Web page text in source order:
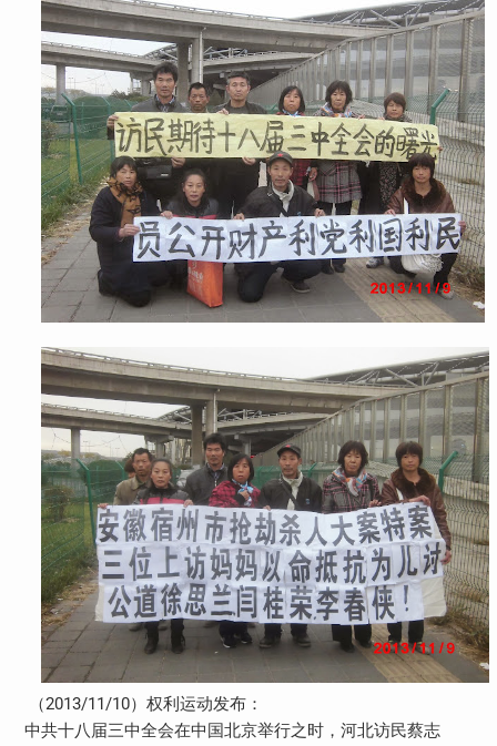
（2013/11/10）权利运动发布：
中共十八届三中全会在中国北京举行之时，河北访民蔡志